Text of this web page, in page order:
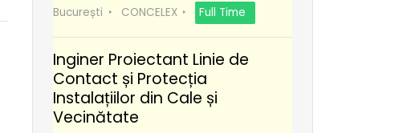
București CONCELEX Full Time
Inginer Proiectant Linie de
Contact și Protecția
Instalațiilor din Cale și
Vecinătate